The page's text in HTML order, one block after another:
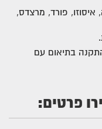
איסוזו, פורד, מרצדס,
בתיאום עם
פרטים: